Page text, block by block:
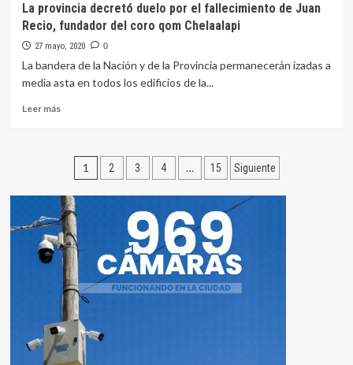
sequía
de
pagos
de
mayo
activos
La provincia decretó duelo por el fallecimiento de Juan
Recio, fundador del coro qom Chelaalapi
27 mayo, 2020 0
La bandera de la Nación y de la Provincia permanecerán izadas a
media asta en todos los edificios de la...
Leer másLeer
provincia
decretó
duelo
por
el
fallecimiento
de
Juan
Recio,
fundador
del
coro
qom
Chelaalapi
Paginación
de
entradas
1 2 3 4 … 15 Siguiente